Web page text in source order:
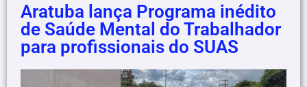
Aratuba lança Programa inédito
de Saúde Mental do Trabalhador
para profissionais do SUAS